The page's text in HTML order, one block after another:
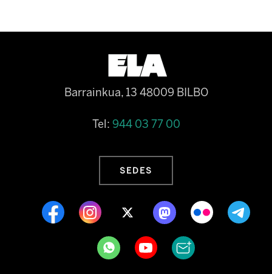
Barrainkua, 13 48009 BILBO
Tel: 944 03 77 00
SEDES